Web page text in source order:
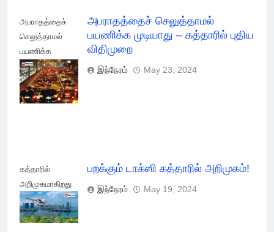
அபராதத்தைச்
செலுத்தாமல்
பயணிக்க
முடியாது -
கத்தாரில் புதிய
விதிமுறை
அபராதத்தைச் செலுத்தாமல்
பயணிக்க முடியாது – கத்தாரில் புதிய
விதிமுறை
இந்நேரம் May 23, 2024
கத்தாரில்
அறிமுகமாகிறது
பறக்கும் டாக்ஸி!
பறக்கும் டாக்ஸி கத்தாரில் அறிமுகம்!
இந்நேரம் May 19, 2024